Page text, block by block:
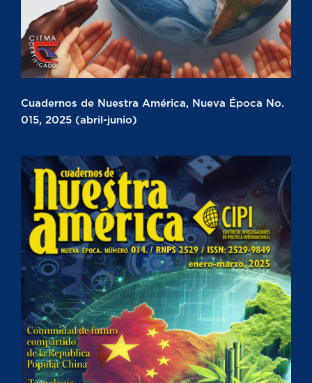
Cuadernos de Nuestra América, Nueva Época No.
015, 2025 (abril-junio)